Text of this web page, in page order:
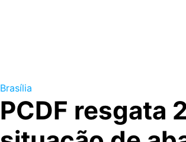
Brasília
PCDF resgata